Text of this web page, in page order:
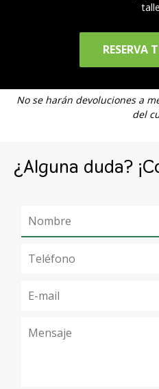
RESERVA
No se harán devoluciones a
del
¿Alguna duda?